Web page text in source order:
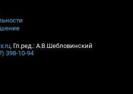
, Гл.ред.: А.В.Шебловинский
398-10-94